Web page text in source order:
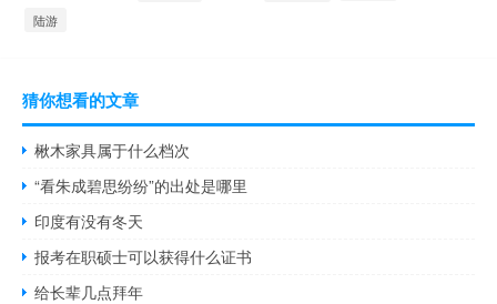
陆游
猜你想看的文章
楸木家具属于什么档次
“看朱成碧思纷纷”的出处是哪里
印度有没有冬天
报考在职硕士可以获得什么证书
给长辈几点拜年